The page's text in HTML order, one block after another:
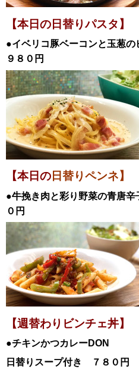
【本日の日替りパスタ】
●イベリコ豚ベーコンと玉葱
９８０円
【本日の 日替りペンネ】
●牛挽き肉と彩り野菜の青唐辛
０円
【週替わりビンチェ丼】
●チキンかつカレーDON
日替りスープ付き ７８０円